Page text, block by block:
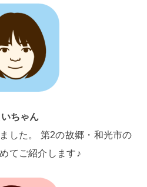
ちゃん
した。 第2の故郷・和光市の
てご紹介します♪